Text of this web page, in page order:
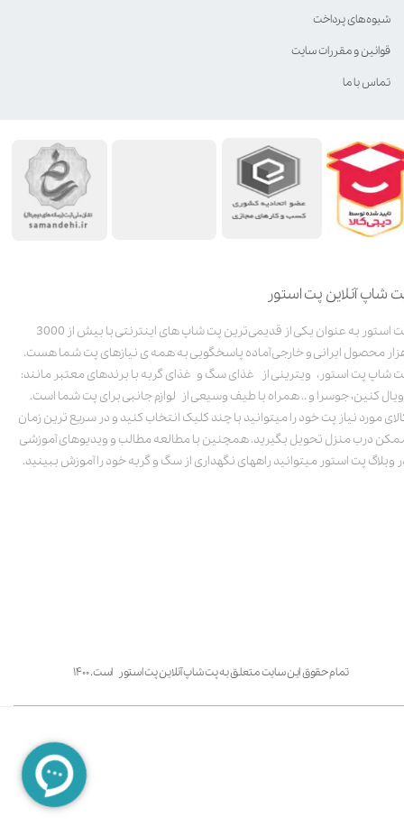
شاپ آنلاین پت استور
پت استور به عنوان یکی از قدیمی‌ترین پت شاپ های اینترنتی با بیش از 3000
محصول ایرانی و خارجی آماده پاسخگویی به همه ی نیازهای پت شما هست.
شاپ پت استور، ویترینی از غذای سگ و غذای گربه با برندهای معتبر مانند:
کنین، جوسرا و .. همراه با طیف وسیعی از لوازم جانبی برای پت شما است.
مورد نیاز پت خود را میتوانید با چند کلیک انتخاب کنید و در سریع ترین زمان
درب منزل تحویل بگیرید. همچنین با مطالعه مطالب و ویدیوهای آموزشی
وبلاگ پت استور میتوانید راههای نگهداری از سگ و گربه خود را آموزش ببینید.
تمام حقوق این سایت متعلق به پت شاپ آنلاین پت استور است. ۱۴۰۰
شیوه‌های پرداخت
قوانین و مقررات سایت
تماس با ما